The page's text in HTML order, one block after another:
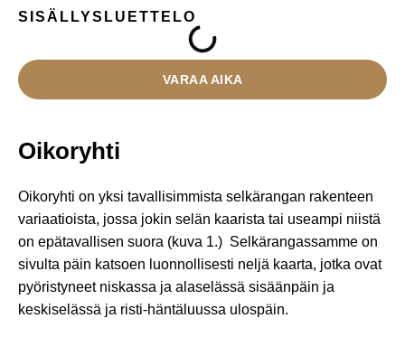
SISÄLLYSLUETTELO
VARAA AIKA
Oikoryhti
Oikoryhti on yksi tavallisimmista selkärangan rakenteen
variaatioista, jossa jokin selän kaarista tai useampi niistä
on epätavallisen suora (kuva 1.) Selkärangassamme on
sivulta päin katsoen luonnollisesti neljä kaarta, jotka ovat
pyöristyneet niskassa ja alaselässä sisäänpäin ja
keskiselässä ja risti-häntäluussa ulospäin.